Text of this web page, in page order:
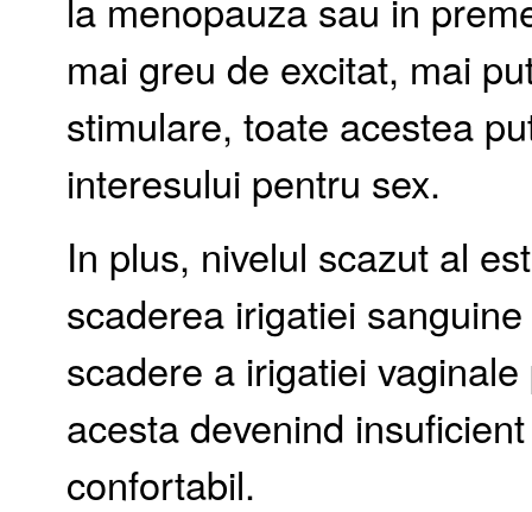
mai greu de excitat, mai
stimulare, toate acestea
interesului pentru sex.
In plus, nivelul scazut al
scaderea irigatiei
scadere a irigatiei
acesta devenind
confortabil.